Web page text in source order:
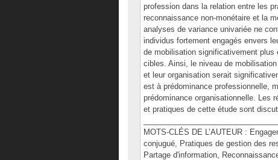
profession dans la relation entre les
reconnaissance non-monétaire et la
analyses de variance univariée ne
individus fortement engagés envers
de mobilisation significativement plus
cibles. Ainsi, le niveau de
et leur organisation serait
est à prédominance professionnelle,
prédominance organisationnelle. Les
et pratiques de cette étude sont
MOTS-CLÉS DE L’AUTEUR :
conjugué, Pratiques de gestion des
Partage d'information,